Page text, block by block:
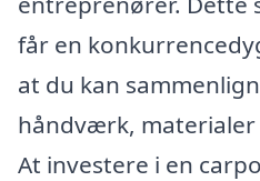
får en
at du kan
håndværk, materialer
At investere i en